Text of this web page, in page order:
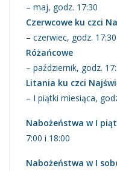
– maj, godz. 17:30
Czerwcowe ku czci
– czerwiec, godz. 17:30
Różańcowe
– październik, godz.
Litania ku czci
– I piątki miesiąca,
Nabożeństwa w I
7:00 i 18:00
Nabożeństwa w I